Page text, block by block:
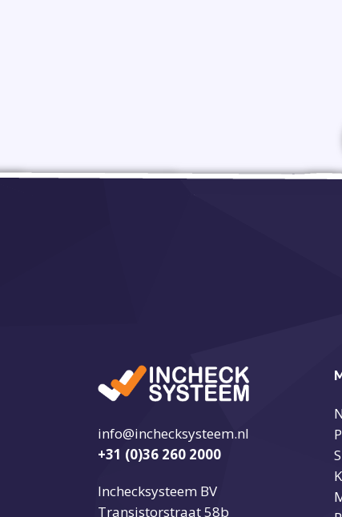
info@inchecksysteem.nl
+31 (0)36 260 2000
Inchecksysteem BV
Transistorstraat 58b